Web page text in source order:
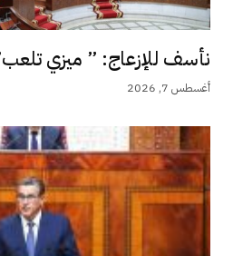
نأسف للإزعاج: ” ميزي
أغسطس 7, 2026